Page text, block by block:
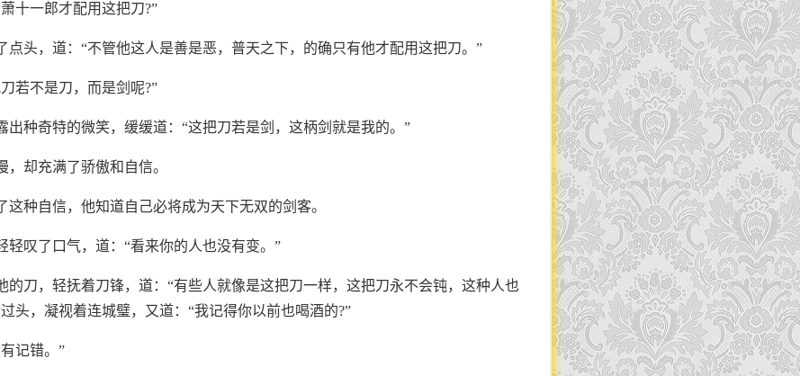
十一郎才配用这把刀?”
点头，道：“不管他这人是善是恶，普天之下，的确只有他才配用这把刀。”
若不是刀，而是剑呢?”
出种奇特的微笑，缓缓道：“这把刀若是剑，这柄剑就是我的。”
，却充满了骄傲和自信。
这种自信，他知道自己必将成为天下无双的剑客。
轻叹了口气，道：“看来你的人也没有变。”
的刀，轻抚着刀锋，道：“有些人就像是这把刀一样，这把刀永不会钝，这种人也
头，凝视着连城璧，又道：“我记得你以前也喝酒的?”
记错。”